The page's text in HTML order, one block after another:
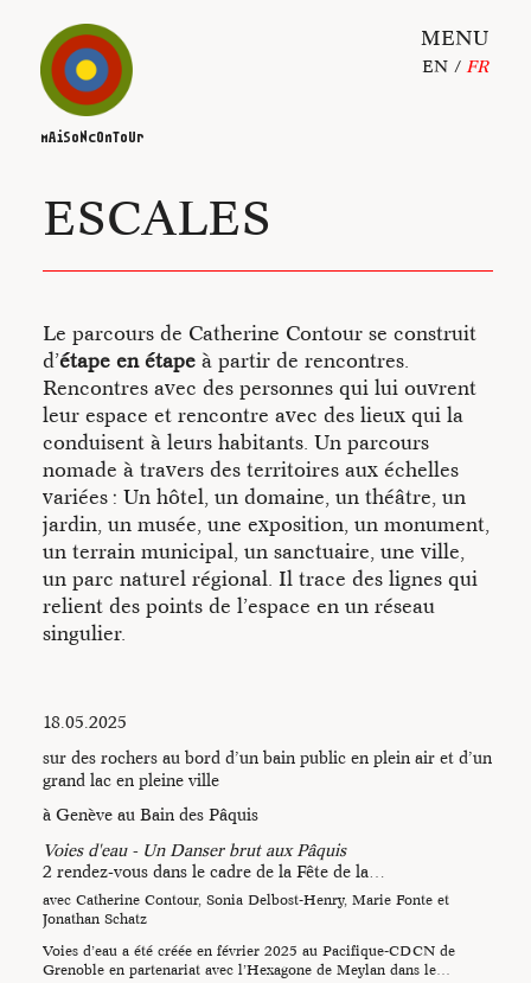
mAiSoNcOnToUr
ACTUALITÉS
ALBUM
Catherine Contour
Maison Contour
• Un processus de création
in-situ /Danser brut
• Un laboratoire
d’exploration / L’outil
hypnotique
transmissions
Pour accueillir une étape de création
Pour accueillir une session du laboratoire
Pour accueillir une transmission
Pour être tenu informé
Contacts
MENU
EN FR
ESCALES
Le parcours de Catherine Contour se construit
d’étape en étape à partir de rencontres.
Rencontres avec des personnes qui lui ouvrent
leur espace et rencontre avec des lieux qui la
conduisent à leurs habitants. Un parcours
nomade à travers des territoires aux échelles
variées : Un hôtel, un domaine, un théâtre, un
jardin, un musée, une exposition, un monument,
un terrain municipal, un sanctuaire, une ville,
un parc naturel régional. Il trace des lignes qui
relient des points de l’espace en un réseau
singulier.
18.05.2025
sur des rochers au bord d’un bain public en plein air et d’un
grand lac en pleine ville
à Genève au Bain des Pâquis
Voies d'eau - Un Danser brut aux Pâquis
2 rendez-vous dans le cadre de la Fête de la…
avec Catherine Contour, Sonia Delbost-Henry, Marie Fonte et
Jonathan Schatz
Voies d’eau a été créée en février 2025 au Pacifique-CDCN de
Grenoble en partenariat avec l’Hexagone de Meylan dans le…